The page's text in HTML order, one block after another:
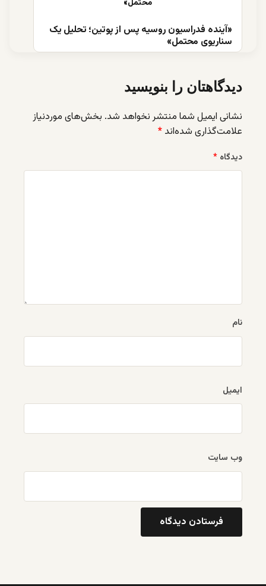
«آینده فدراسیون روسیه پس از پوتین؛ تحلیل یک
سناریوی محتمل»
دیدگاهتان را بنویسید
نشانی ایمیل شما منتشر نخواهد شد. بخش‌های موردنیاز
علامت‌گذاری شده‌اند *
دیدگاه *
نام
ایمیل
وب‌ سایت